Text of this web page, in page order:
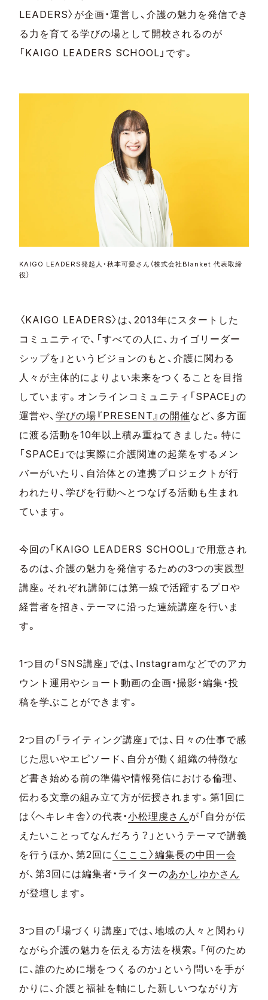
LEADERS〉が企画・運営し、介護の魅力を発信でき
る力を育てる学びの場として開校されるのが
「KAIGO LEADERS SCHOOL」です。
KAIGO LEADERS発起人・秋本可愛さん（株式会社Blanket 代表取締
役）
〈KAIGO LEADERS〉は、2013年にスタートした
コミュニティで、「すべての人に、カイゴリーダー
シップを」というビジョンのもと、介護に関わる
人々が主体的によりよい未来をつくることを目指
しています。オンラインコミュニティ「SPACE」の
運営や、学びの場『PRESENT』の開催など、多方面
に渡る活動を10年以上積み重ねてきました。特に
「SPACE」では実際に介護関連の起業をするメン
バーがいたり、自治体との連携プロジェクトが行
われたり、学びを行動へとつなげる活動も生まれ
ています。
今回の「KAIGO LEADERS SCHOOL」で用意され
るのは、介護の魅力を発信するための3つの実践型
講座。それぞれ講師には第一線で活躍するプロや
経営者を招き、テーマに沿った連続講座を行いま
す。
1つ目の「SNS講座」では、Instagramなどでのアカ
ウント運用やショート動画の企画・撮影・編集・投
稿を学ぶことができます。
2つ目の「ライティング講座」では、日々の仕事で感
じた思いやエピソード、自分が働く組織の特徴な
ど書き始める前の準備や情報発信における倫理、
伝わる文章の組み立て方が伝授されます。第1回に
は〈ヘキレキ舎〉の代表・小松理虔さんが「自分が伝
えたいことってなんだろう？」というテーマで講義
を行うほか、第2回に 〈こここ〉編集長の中田一会
が、第3回には編集者・ライターのあかしゆかさん
が登壇します。
3つ目の「場づくり講座」では、地域の人々と関わり
ながら介護の魅力を伝える方法を模索。「何のため
に、誰のために場をつくるのか」という問いを手が
かりに、介護と福祉を軸にした新しいつながり方